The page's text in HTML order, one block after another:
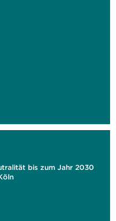
bis zum Jahr 2030